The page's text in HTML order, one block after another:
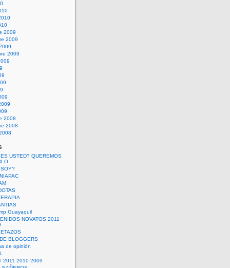
2009
2009
2009
2008
2008
USTED? QUEREMOS
Guayaquil
NOVATOS 2011
BLOGGERS
de opinión
2011 2010 2009